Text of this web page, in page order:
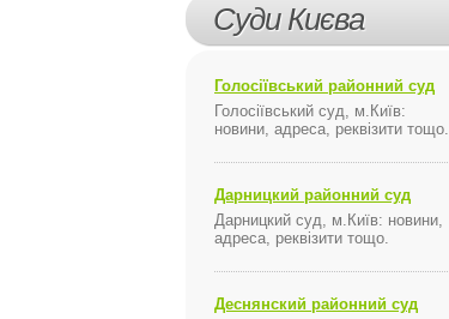
Суди Києва
Голосіївський районний суд
Голосіївський суд, м.Київ:
новини, адреса, реквізити тощо.
Дарницкий районний суд
Дарницкий суд, м.Київ: новини,
адреса, реквізити тощо.
Деснянский районний суд